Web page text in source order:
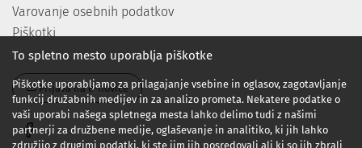
Varovanje osebnih podatkov
Piškotki
Prijava na e-novice
To spletno mesto uporablja piškotke
Piškotke uporabljamo za prilagajanje vsebine in oglasov, zagotavljanje
funkcij družabnih medijev in za analizo prometa. Nekatere podatke o
vaši uporabi našega spletnega mesta lahko delimo tudi z našimi
partnerji za družbene medije, oglaševanje in analitiko, ki jih lahko
združijo z drugimi podatki, ki ste jim jih posredovali ali ki so jih zbrali